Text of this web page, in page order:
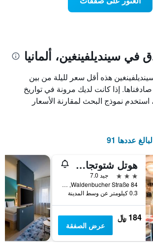
في سينديلفينغين، ألمانيا
هذه أقل سعر لليلة من بين
صادفناها. إذا كانت لديك مرونة في تواريخ
نموذج البحث لمقارنة الأسعار
عددها 91
هوتل شتوتجارت زينديلفينينج سيتي باي توليب إن
3 نجوم
جيد 7.0
Waldenbucher Straße 84, سينديلفينغين, بادن - فورتمبيرغ, ألمانيا
0.3 كيلومتر عن وسط المدينة
184 ﷼
عرض الصفقة